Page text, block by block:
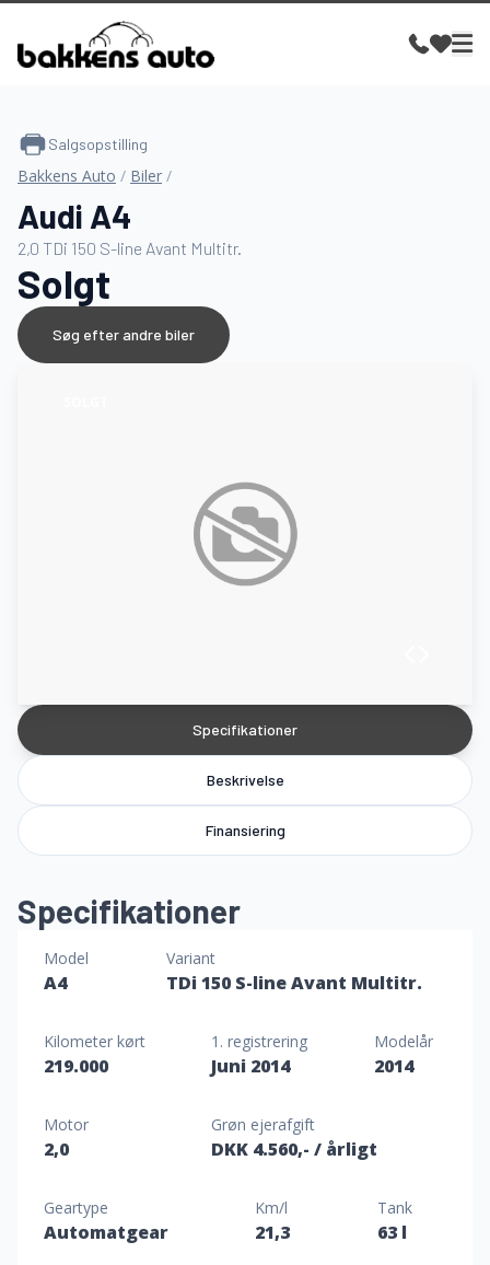
Specifikationer
Beskrivelse
Finansiering
Specifikationer
Model
A4
Variant
TDi 150 S-line Avant Multitr.
Kilometer kørt
219.000
1. registrering
Juni 2014
Modelår
2014
Motor
2,0
Grøn ejerafgift
DKK 4.560,- / årligt
Geartype
Automatgear
Km/l
21,3
Tank
63 l
Salgsopstilling
Bakkens Auto / Biler /
Audi A4
2,0 TDi 150 S-line Avant Multitr.
Solgt
Søg efter andre biler